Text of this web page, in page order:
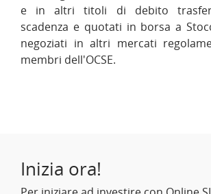
e in altri titoli di debito
scadenza e quotati in borsa a
negoziati in altri mercati
membri dell'OCSE.
Inizia ora!